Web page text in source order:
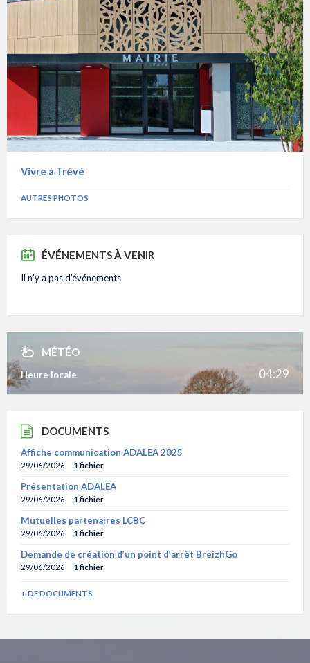
Vivre à Trévé
AUTRES PHOTOS
ÉVÉNEMENTS À VENIR
Il n'y a pas d'événements
MÉTÉO
Heure locale 04:29
DOCUMENTS
Affiche communication ADALEA 2025
29/06/2026 1 fichier
Présentation ADALEA
29/06/2026 1 fichier
Mutuelles partenaires LCBC
29/06/2026 1 fichier
Demande de création d’un point d’arrêt BreizhGo
29/06/2026 1 fichier
+ DE DOCUMENTS